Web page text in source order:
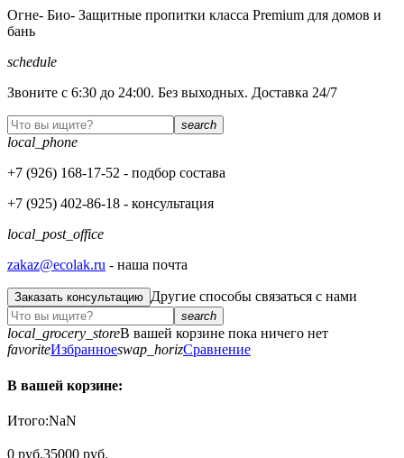
Огне- Био- Защитные пропитки класса Premium для домов и
бань
schedule
Звоните с 6:30 до 24:00. Без выходных. Доставка 24/7
search
local_phone
+7 (926) 168-17-52 - подбор состава
+7 (925) 402-86-18 - консультация
local_post_office
zakaz@ecolak.ru - наша почта
Заказать консультацию Другие способы связаться с нами
search
local_grocery_storeВ вашей корзине пока ничего нет
favoriteИзбранноеswap_horizСравнение
В вашей корзине:
Итого:NaN
0 руб.35000 руб.